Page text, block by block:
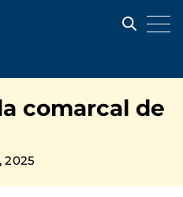
comarcal de
2025